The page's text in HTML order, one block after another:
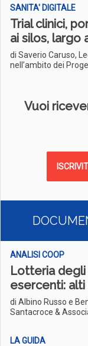
SANITA' DIGITALE
Trial clinici,
ai silos, largo
di Saverio Caruso,
nell’ambito dei
Vuoi
ANALISI COOP
Lotteria degli
esercenti:
di Albino Russo e
Santacroce &
LA GUIDA